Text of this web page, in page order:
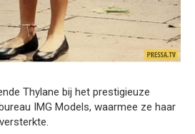
Thylane bij het prestigieuze
IMG Models, waarmee ze haar